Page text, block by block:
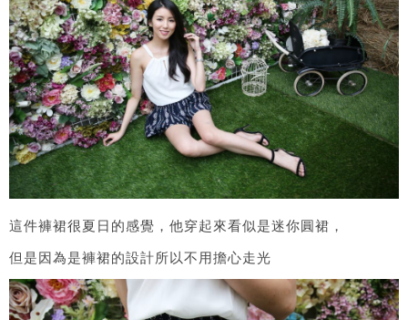
這件褲裙很夏日的感覺，他穿起來看似是迷你圓裙，
但是因為是褲裙的設計所以不用擔心走光